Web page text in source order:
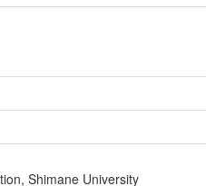
Shimane University